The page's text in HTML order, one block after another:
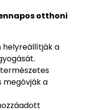
otthoni
helyreállítják a
megóvják a